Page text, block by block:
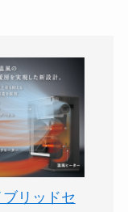
リッドセ